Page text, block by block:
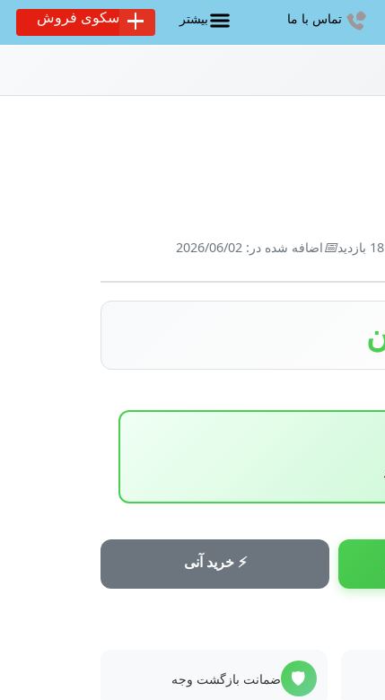
تماس با ما بیشتر سکوی فروش
18 بازدید 📅اضافه شده در: 2026/06/02
⚡ خرید آنی
🛡️ ضمانت بازگشت وجه